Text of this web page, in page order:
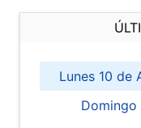
Lunes 10 de